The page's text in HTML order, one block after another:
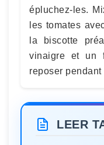
épluchez-les.
les tomates
la biscotte
vinaigre et un
reposer
LEER